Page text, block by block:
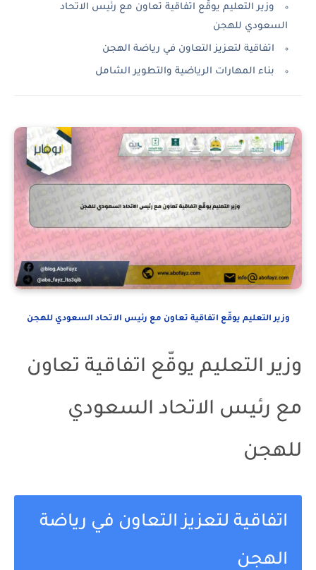
وزير التعليم يوقّع اتفاقية تعاون مع رئيس الاتحاد
السعودي للهجن
اتفاقية لتعزيز التعاون في رياضة الهجن
بناء المهارات الرياضية والتطوير الشامل
وزير التعليم يوقّع اتفاقية تعاون مع رئيس الاتحاد السعودي للهجن
وزير التعليم يوقّع اتفاقية تعاون
مع رئيس الاتحاد السعودي
للهجن
اتفاقية لتعزيز التعاون في رياضة
الهجن